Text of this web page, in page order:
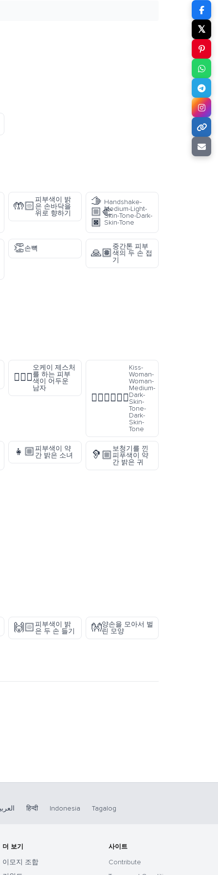
🤲🏻
피부색이 밝
은 손바닥을
위로 향하기
🫱
🏼‍🫲
🏿
Handshake-
Medium-Light-
Skin-Tone-Dark-
Skin-Tone
👏손뼉 🙏🏽
중간톤 피부
색의 두 손 접
기
🙆🏿‍♂️
오케이 제스처
를 하는 피부
색이 어두운
남자
👩🏾‍❤️‍💋‍👩🏿
Kiss-
Woman-
Woman-
Medium-
Dark-
Skin-
Tone-
Dark-
Skin-
Tone
👧🏼피부색이 약
간 밝은 소녀
🦻🏼
보청기를 낀
피푸색이 약
간 밝은 귀
🙌🏻피부색이 밝
은 두 손 들기
👐양손을 모아서 벌
린 모양
𝕏
हिन्दी Indonesia Tagalog
더 보기
이모지 조합
사이트
Contribute